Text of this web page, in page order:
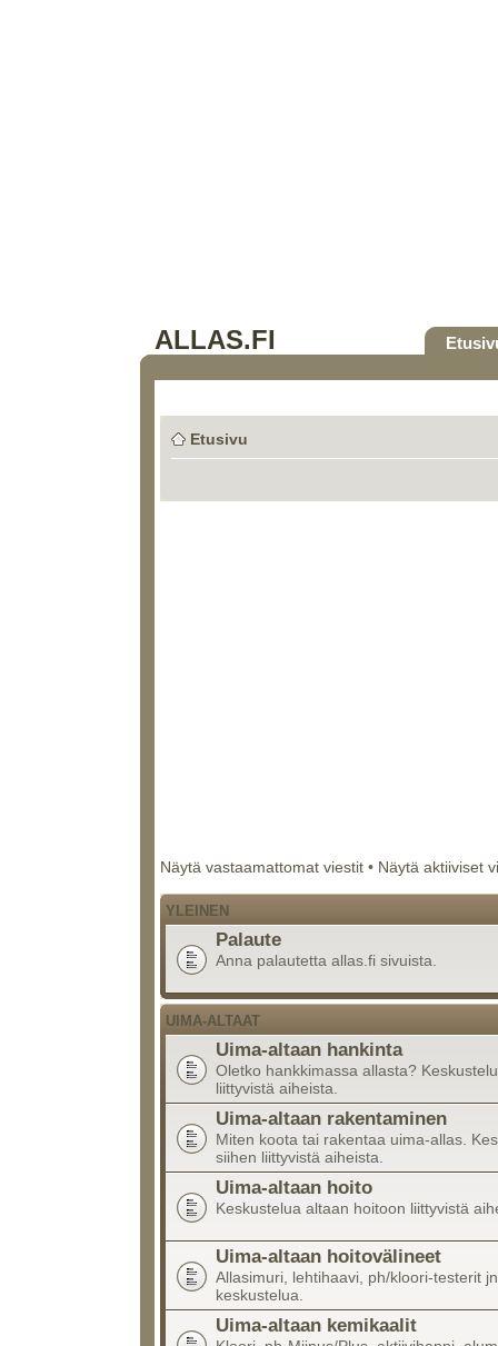
ALLAS.FI
Etusivu
Näytä vastaamattomat viestit • Näytä aktiiviset
YLEINEN
Palaute
Anna palautetta allas.fi sivuista.
UIMA-ALTAAT
Uima-altaan hankinta
Oletko hankkimassa allasta?
liittyvistä aiheista.
Uima-altaan rakentaminen
Miten koota tai rakentaa uima-allas.
siihen liittyvistä aiheista.
Uima-altaan hoito
Keskustelua altaan hoitoon liittyvistä
Uima-altaan hoitovälineet
Allasimuri, lehtihaavi, ph/kloori-testerit
keskustelua.
Uima-altaan kemikaalit